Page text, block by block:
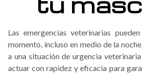
Las emergencias veterinarias
momento, incluso en medio de la
a una situación de urgencia
actuar con rapidez y eficacia para